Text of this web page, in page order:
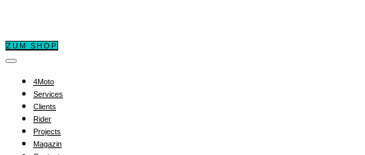
ZUM SHOP
4Moto
Services
Clients
Rider
Projects
Magazin